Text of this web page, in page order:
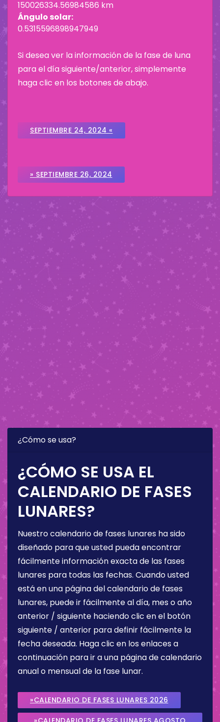
150026334.56984586 km
Ángulo solar:
0.5315596898947949
Si desea ver la información de la fase de luna
para el día siguiente/anterior, simplemente
haga clic en los botones de abajo.
SEPTIEMBRE 24, 2024 «
» SEPTIEMBRE 26, 2024
¿Cómo se usa?
¿CÓMO SE USA EL
CALENDARIO DE FASES
LUNARES?
Nuestro calendario de fases lunares ha sido
diseñado para que usted pueda encontrar
fácilmente información exacta de las fases
lunares para todas las fechas. Cuando usted
está en una página del calendario de fases
lunares, puede ir fácilmente al día, mes o año
anterior / siguiente haciendo clic en el botón
siguiente / anterior para definir fácilmente la
fecha deseada. Haga clic en los enlaces a
continuación para ir a una página de calendario
anual o mensual de la fase lunar.
»CALENDARIO DE FASES LUNARES 2026